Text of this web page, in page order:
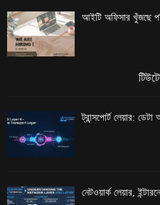
আইটি অফিসার খুঁজছে
ট্রান্সপোর্ট লেয়ার:
নেটওয়ার্ক লেয়ার,